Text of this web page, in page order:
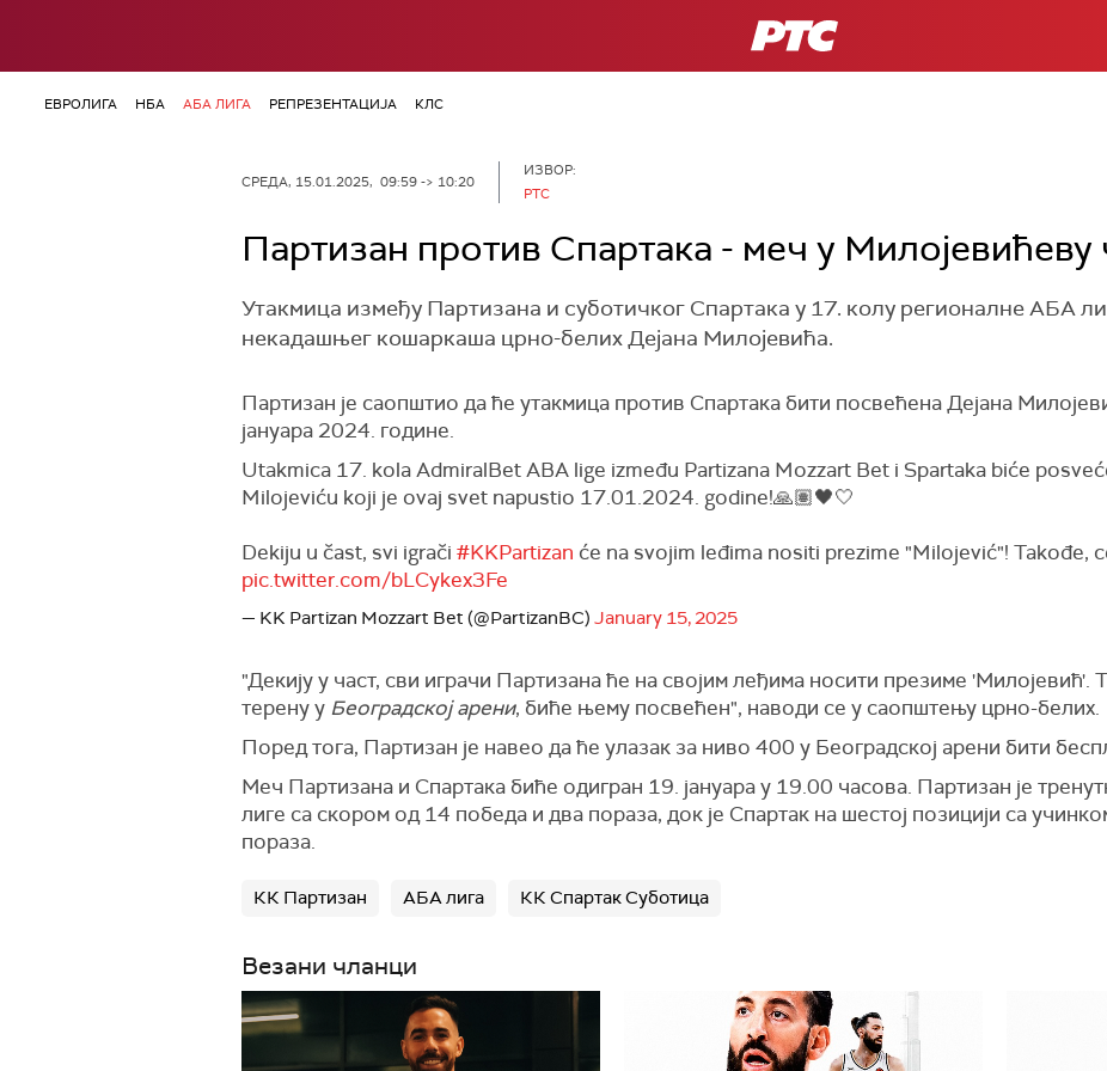
РТС
ЕВРОЛИГА НБА АБА ЛИГА РЕПРЕЗЕНТАЦИЈА КЛС
СРЕДА, 15.01.2025, 09:59 -> 10:20
ИЗВОР:
РТС
Партизан против Спартака - меч у Милојевићеву
Утакмица између Партизана и суботичког Спартака у 17. колу регионалне АБА
некадашњег кошаркаша црно-белих Дејана Милојевића.
Партизан је саопштио да ће утакмица против Спартака бити посвећена Дејана
јануара 2024. године.
Utakmica 17. kola AdmiralBet ABA lige između Partizana Mozzart Bet i Spartaka biće
Milojeviću koji je ovaj svet napustio 17.01.2024. godine!🙏🏽🖤🤍
Dekiju u čast, svi igrači #KKPartizan će na svojim leđima nositi prezime "Milojević"! Takođe,
pic.twitter.com/bLCykex3Fe
— KK Partizan Mozzart Bet (@PartizanBC) January 15, 2025
"Декију у част, сви играчи Партизана ће на својим леђима носити презиме 'Милојевић'.
терену у Београдској арени, биће њему посвећен", наводи се у саопштењу црно-белих.
Поред тога, Партизан је навео да ће улазак за ниво 400 у Београдској арени бити
Меч Партизана и Спартака биће одигран 19. јануара у 19.00 часова. Партизан је
лиге са скором од 14 победа и два пораза, док је Спартак на шестој позицији са
пораза.
КК Партизан АБА лига КК Спартак Суботица
Везани чланци